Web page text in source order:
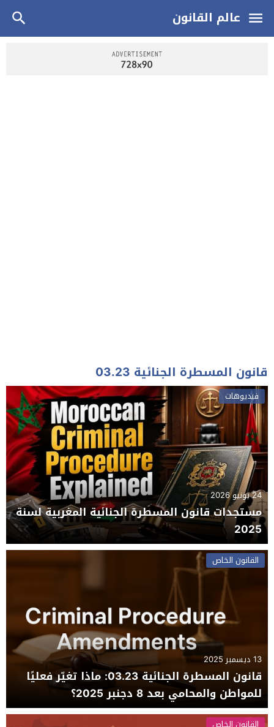
عالم القانون
قانون المسطرة الجنائية 03.23
فيديوهات
24 يونيو 2026
مستجدات قانون المسطرة الجنائية المغربية لسنة
2025
القانون الخاص
13 ديسمبر 2025
قانون المسطرة الجنائية 03.23: ماذا تغيّر فعليًا
للمواطن والمحامي بعد 8 دجنبر 2025؟